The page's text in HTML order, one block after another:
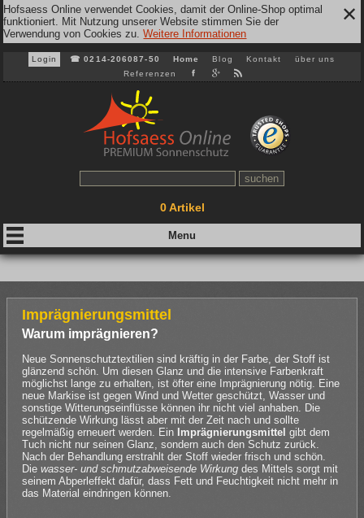
Hofsaess Online verwendet Cookies, damit der Online-Shop optimal
funktioniert. Mit Nutzung unserer Website stimmen Sie der
Verwendung von Cookies zu.Weitere Informationen
✕
Login ☎0214-206087-50 Home Blog Kontakt
über uns
Referenzen
0Artikel
Imprägnierungsmittel
Warum imprägnieren?
Neue Sonnenschutztextilien sind kräftig in der Farbe, der Stoff ist
glänzend schön. Um diesen Glanz und die intensive Farbenkraft
möglichst lange zu erhalten, ist öfter eine Imprägnierung nötig. Eine
neue Markise ist gegen Wind und Wetter geschützt, Wasser und
sonstige Witterungseinflüsse können ihr nicht viel anhaben. Die
schützende Wirkung lässt aber mit der Zeit nach und sollte
regelmäßig erneuert werden. Ein Imprägnierungsmittel gibt dem
Tuch nicht nur seinen Glanz, sondern auch den Schutz zurück.
Nach der Behandlung erstrahlt der Stoff wieder frisch und schön.
Die wasser- und schmutzabweisende Wirkung des Mittels sorgt mit
seinem Abperleffekt dafür, dass Fett und Feuchtigkeit nicht mehr in
das Material eindringen können.